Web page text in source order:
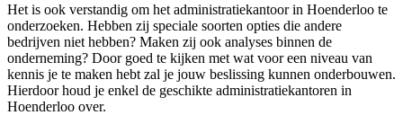
Het is ook verstandig om het administratiekantoor in Hoenderloo te
onderzoeken. Hebben zij speciale soorten opties die andere
bedrijven niet hebben? Maken zij ook analyses binnen de
onderneming? Door goed te kijken met wat voor een niveau van
kennis je te maken hebt zal je jouw beslissing kunnen onderbouwen.
Hierdoor houd je enkel de geschikte administratiekantoren in
Hoenderloo over.